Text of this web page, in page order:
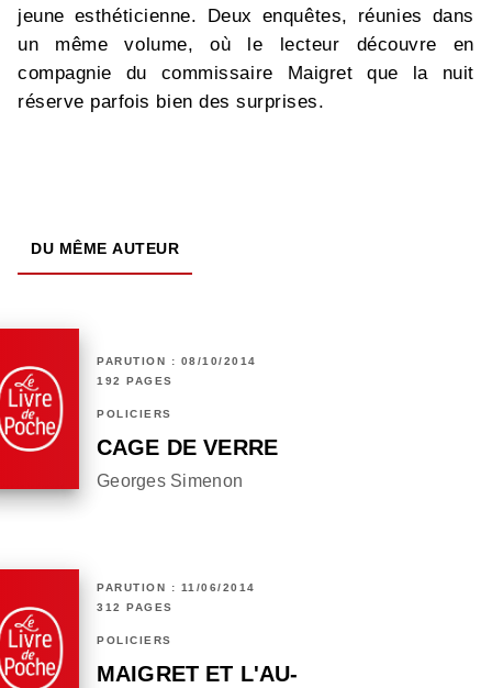
jeune esthéticienne. Deux enquêtes, réunies dans
un même volume, où le lecteur découvre en
compagnie du commissaire Maigret que la nuit
réserve parfois bien des surprises.
DU MÊME AUTEUR
PARUTION : 08/10/2014
192 PAGES
POLICIERS
CAGE DE VERRE
Georges Simenon
PARUTION : 11/06/2014
312 PAGES
POLICIERS
MAIGRET ET L'AU-